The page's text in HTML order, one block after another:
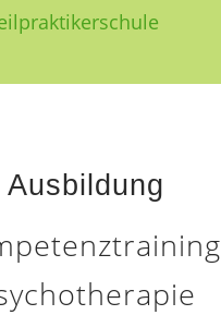
Ausbildung